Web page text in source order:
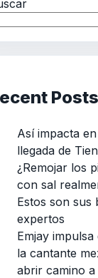
Posts
Así impacta
llegada de
¿Remojar los
con sal
Estos son sus
expertos
Emjay impulsa
la cantante
abrir camino